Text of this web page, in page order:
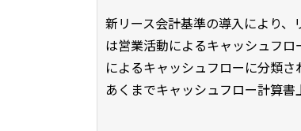
新リース会計基準の導入により
は営業活動によるキャッシュフ
によるキャッシュフローに分類
あくまでキャッシュフロー計算書